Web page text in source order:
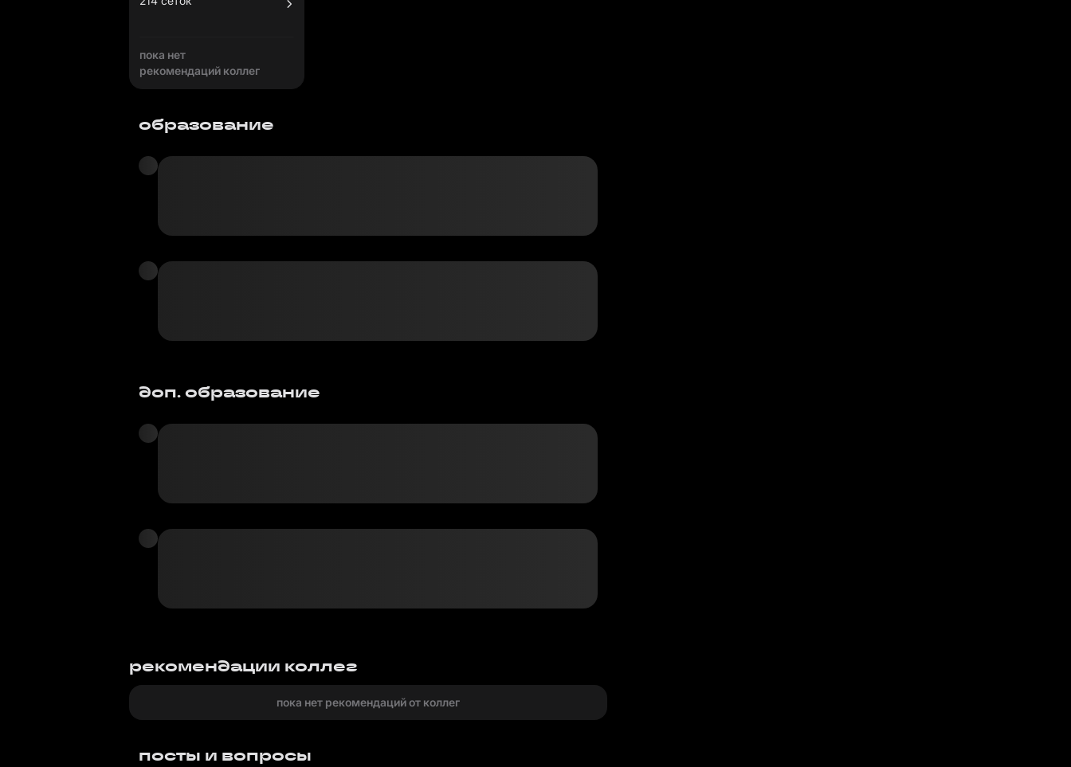
пока нет
рекомендаций коллег
образование
доп. образование
рекомендации коллег
пока нет рекомендаций от коллег
посты и вопросы